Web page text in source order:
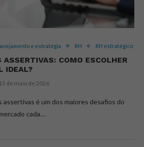
e estratégia RH RH estratégico
ASSERTIVAS: COMO ESCOLHER
IDEAL?
15 de maio de 2026
assertivas é um dos maiores desafios do
cada…